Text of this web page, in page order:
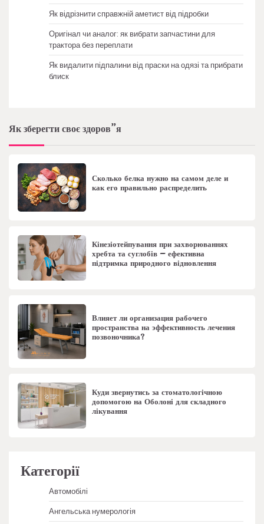
Як відрізнити справжній аметист від підробки
Оригінал чи аналог: як вибрати запчастини для
трактора без переплати
Як видалити підпалини від праски на одязі та прибрати
блиск
Як зберегти своє здоров”я
Сколько белка нужно на самом деле и
как его правильно распределить
Кінезіотейпування при захворюваннях
хребта та суглобів – ефективна
підтримка природного відновлення
Влияет ли организация рабочего
пространства на эффективность лечения
позвоночника?
Куди звернутись за стоматологічною
допомогою на Оболоні для складного
лікування
Категорії
Автомобілі
Ангельська нумерологія